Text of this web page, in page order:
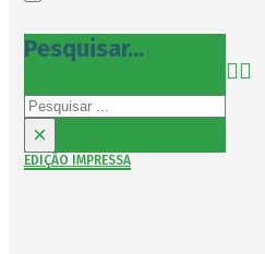
Pesquisar...
Pesquisar
×
EDIÇÃO IMPRESSA